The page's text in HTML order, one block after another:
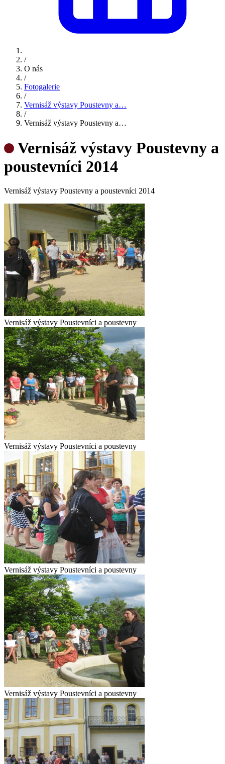
/
O nás
/
Fotogalerie
/
Vernisáž výstavy Poustevny a…
/
Vernisáž výstavy Poustevny a…
Vernisáž výstavy Poustevny a
poustevníci 2014
Vernisáž výstavy Poustevny a poustevníci 2014
Vernisáž výstavy Poustevníci a poustevny
Vernisáž výstavy Poustevníci a poustevny
Vernisáž výstavy Poustevníci a poustevny
Vernisáž výstavy Poustevníci a poustevny